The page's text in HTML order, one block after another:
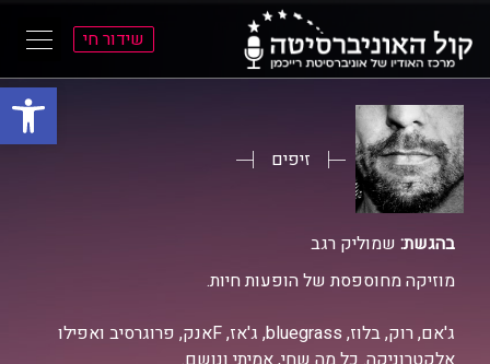
פתח
התפריט
הראשי
התוכן
הראשי
שידור חי
זיפים
בהגשת: שמוליק רגב
מוזיקה מחוספסת של הופעות חיות.
ג'אם, רוק, בלוז, bluegrass, ג'אז, Fאנק, פרוגרסיב ואפילו